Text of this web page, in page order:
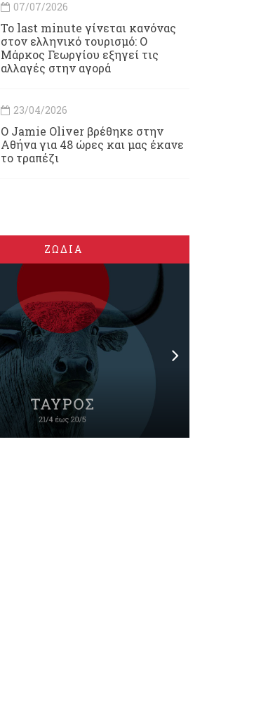
07/07/2026
Το last minute γίνεται κανόνας
στον ελληνικό τουρισμό: Ο
Μάρκος Γεωργίου εξηγεί τις
αλλαγές στην αγορά
23/04/2026
Ο Jamie Oliver βρέθηκε στην
Αθήνα για 48 ώρες και μας έκανε
το τραπέζι
ΖΩΔΙΑ